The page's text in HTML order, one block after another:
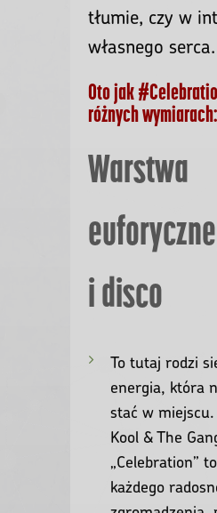
tłumie, czy w
własnego serca.
Oto jak
różnych wymiarach:
Warstwa
i disco
To tutaj rodzi
energia, która
stać w miejscu.
Kool & The
„Celebration”
każdego